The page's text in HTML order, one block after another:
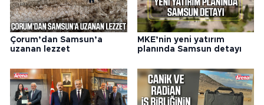
Çorum’dan Samsun’a
uzanan lezzet
MKE’nin yeni yatırım
planında Samsun detayı